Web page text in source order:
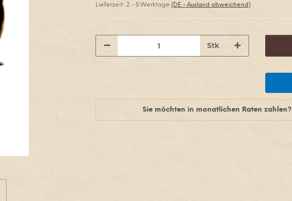
Lieferzeit: 2 - 5 Werktage (DE - Ausland abweichend)
Stk
Sie möchten in monatlichen Raten zahlen?